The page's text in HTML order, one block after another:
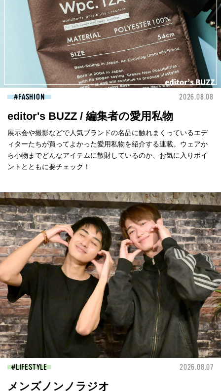
FASHION 2026.08.08
editor's BUZZ / 編集者の愛用私物
展示会や撮影などで人気ブランドの名品に触れまくっているエデ
ィターたちが買ってよかった愛用私物を紹介する連載。ウェアか
ら小物までどんなアイテムに散財しているのか、お気に入りポイ
ントとともに要チェック！
LIFESTYLE 2026.08.07
メンズノンノラジオ